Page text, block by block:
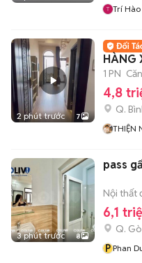
Trí
2 phút trước 7
HÀNG
1 PN
4,8
Q.
THIỆN
3 phút trước 8
pass
Nội thất
6,1
Q.
P Phan